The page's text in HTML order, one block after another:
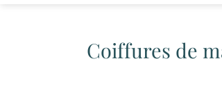
Coiffures de